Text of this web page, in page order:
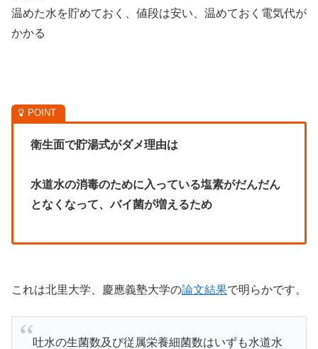
温めた水を貯めておく、値段は安い、温めておく電気代が
かかる
衛生面で貯湯式がダメ理由は
水道水の消毒のために入っている塩素がだんだん
となくなって、バイ菌が増えるため
これは北里大学、慶應義塾大学の論文結果で明らかです。
吐水の生菌数及び従属栄養細菌数はいずも水道水